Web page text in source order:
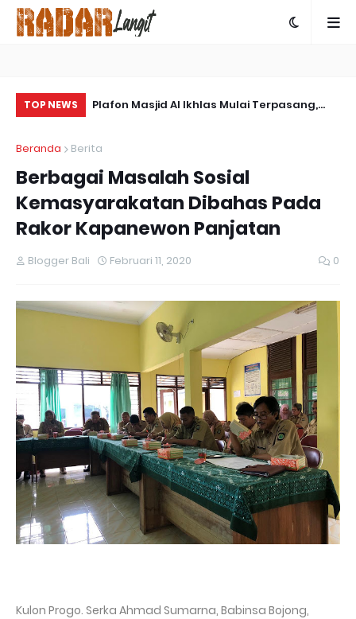
TOP NEWS
Marshalling
Plafon Masjid Al Ikhlas Mulai Terpasang,
Tampilannya
Beranda Berita
Berbagai Masalah Sosial
Kemasyarakatan Dibahas Pada
Rakor Kapanewon Panjatan
Blogger Bali Februari 11, 2020 0
Kulon Progo. Serka Ahmad Sumarna, Babinsa Bojong,